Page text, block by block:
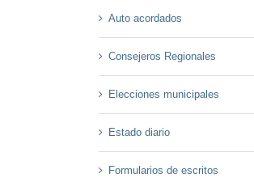
Auto acordados
Consejeros Regionales
Elecciones municipales
Estado diario
Formularios de escritos